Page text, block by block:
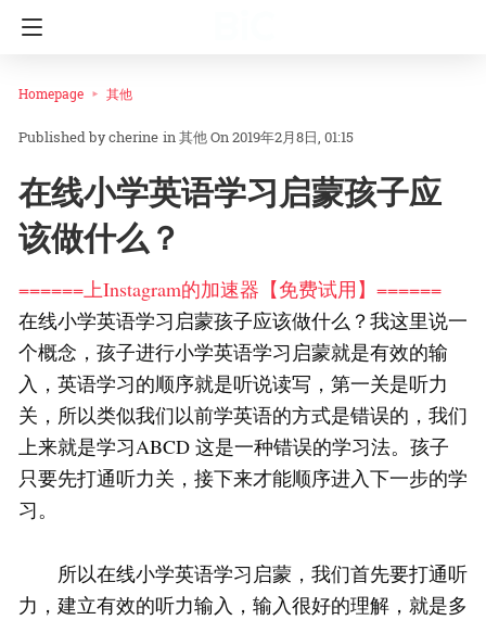
Homepage 其他
cherine in其他On 2019年2月8日, 01:15
在线小学英语学习启蒙孩子应
该做什么？
======上Instagram的加速器【免费试用】======
在线小学英语学习启蒙孩子应该做什么？我这里说一
个概念，孩子进行小学英语学习启蒙就是有效的输
入，英语学习的顺序就是听说读写，第一关是听力
关，所以类似我们以前学英语的方式是错误的，我们
上来就是学习ABCD 这是一种错误的学习法。孩子
只要先打通听力关，接下来才能顺序进入下一步的学
习。
所以在线小学英语学习启蒙，我们首先要打通听
力，建立有效的听力输入，输入很好的理解，就是多